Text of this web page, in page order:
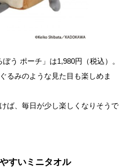
う ポーチ」は1,980円（税込）。
るみのような見た目も楽しめま
ば、毎日が少し楽しくなりそうで
すいミニタオル